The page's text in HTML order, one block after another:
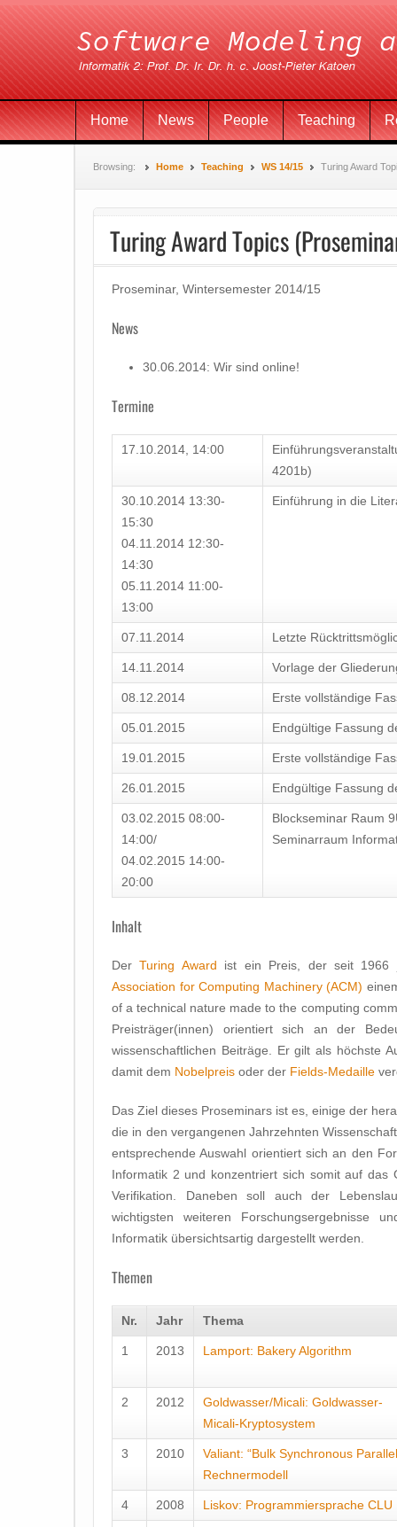
Home News People Teaching
Browsing: Home Teaching WS 14/15 Turing Award
Turing Award Topics
Proseminar, Wintersemester 2014/15
News
30.06.2014: Wir sind online!
Termine
17.10.2014, 14:00
4201b)
30.10.2014 13:30-
15:30
04.11.2014 12:30-
14:30
05.11.2014 11:00-
13:00
Einführung in die
07.11.2014 Letzte
14.11.2014 Vorlage der
08.12.2014 Erste vollständige
05.01.2015 Endgültige Fassung
19.01.2015 Erste vollständige
26.01.2015 Endgültige Fassung
03.02.2015 08:00-
14:00/
04.02.2015 14:00-
20:00
Blockseminar Raum
Seminarraum
Inhalt
DerTuring Award ist ein Preis, der seit 1966
Association for Computing Machinery (ACM)
of a technical nature made to the computing
Preisträger(innen) orientiert sich an der
wissenschaftlichen Beiträge. Er gilt als höchste
damit dem Nobelpreis oder der Fields-Medaille
Das Ziel dieses Proseminars ist es, einige der
die in den vergangenen Jahrzehnten
entsprechende Auswahl orientiert sich an den
Informatik 2 und konzentriert sich somit auf das
Verifikation. Daneben soll auch der
wichtigsten weiteren Forschungsergebnisse
Informatik übersichtsartig dargestellt werden.
Themen
Nr. Jahr Thema
1 2013 Lamport: Bakery Algorithm
2 2012
Goldwasser/Micali: Goldwasser-
Micali-Kryptosystem
3 2010
Valiant: “Bulk Synchronous
Rechnermodell
4 2008 Liskov: Programmiersprache CLU